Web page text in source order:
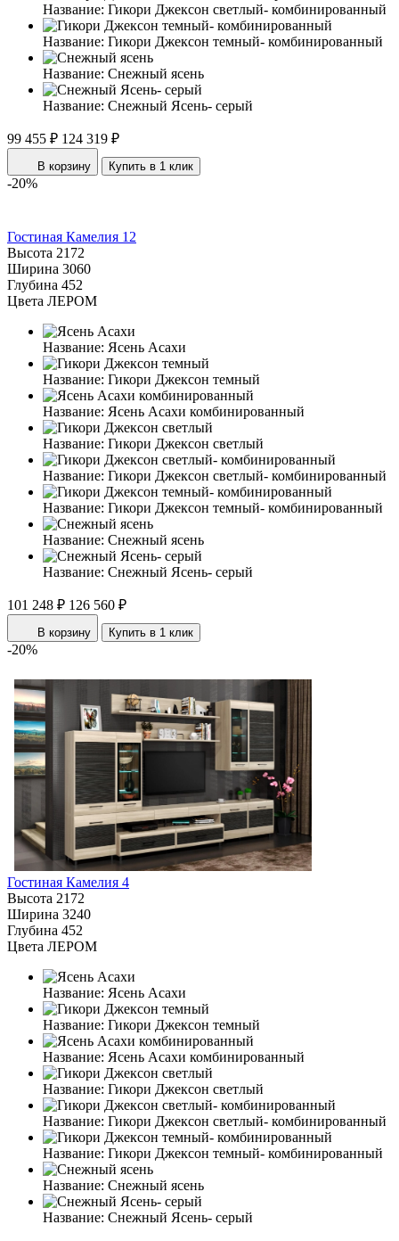
Название: Гикори Джексон светлый- комбинированный
Название: Гикори Джексон темный- комбинированный
Название: Снежный ясень
Название: Снежный Ясень- серый
99 455 ₽ 124 319 ₽
В корзину Купить в 1 клик
-20%
Гостиная Камелия 12
Высота 2172
Ширина 3060
Глубина 452
Цвета ЛЕРОМ
Название: Ясень Асахи
Название: Гикори Джексон темный
Название: Ясень Асахи комбинированный
Название: Гикори Джексон светлый
Название: Гикори Джексон светлый- комбинированный
Название: Гикори Джексон темный- комбинированный
Название: Снежный ясень
Название: Снежный Ясень- серый
101 248 ₽ 126 560 ₽
В корзину Купить в 1 клик
-20%
Гостиная Камелия 4
Высота 2172
Ширина 3240
Глубина 452
Цвета ЛЕРОМ
Название: Ясень Асахи
Название: Гикори Джексон темный
Название: Ясень Асахи комбинированный
Название: Гикори Джексон светлый
Название: Гикори Джексон светлый- комбинированный
Название: Гикори Джексон темный- комбинированный
Название: Снежный ясень
Название: Снежный Ясень- серый